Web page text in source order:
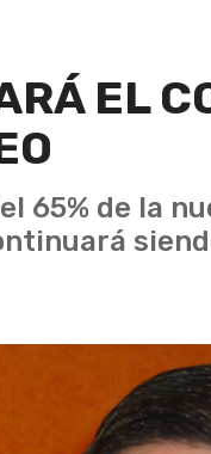
EL
65% de la